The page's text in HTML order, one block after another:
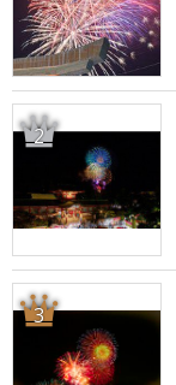
2
3